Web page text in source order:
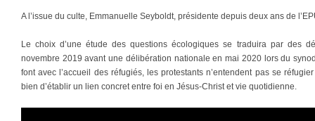
A l’issue du culte, Emmanuelle Seyboldt, présidente depuis deux ans de
Le choix d’une étude des questions écologiques se traduira par des
novembre 2019 avant une délibération nationale en mai 2020 lors du
font avec l’accueil des réfugiés, les protestants n’entendent pas se
bien d’établir un lien concret entre foi en Jésus-Christ et vie quotidienne.